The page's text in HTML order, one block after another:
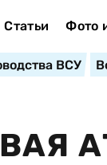
Статьи Фото
ВСУ